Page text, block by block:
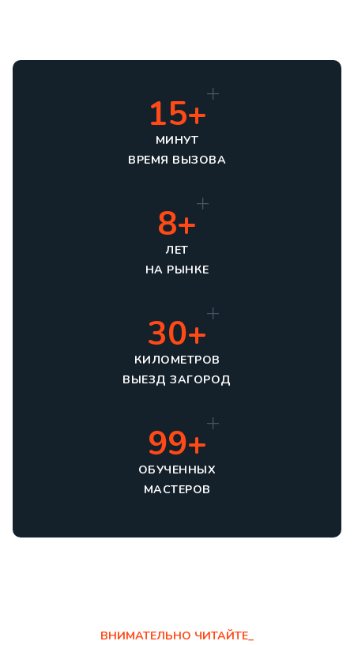
15+
МИНУТ
ВРЕМЯ ВЫЗОВА
8+
ЛЕТ
НА РЫНКЕ
30+
КИЛОМЕТРОВ
ВЫЕЗД ЗАГОРОД
99+
ОБУЧЕННЫХ
МАСТЕРОВ
ВНИМАТЕЛЬНО ЧИТАЙТЕ_